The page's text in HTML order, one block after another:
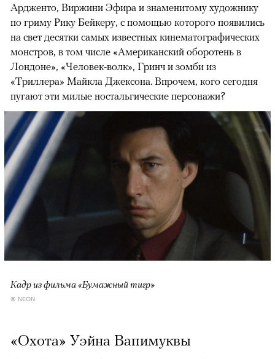
Ардженто, Виржини Эфира и знаменитому художнику
по гриму Рику Бейкеру, с помощью которого появились
на свет десятки самых известных кинематографических
монстров, в том числе «Американский оборотень в
Лондоне», «Человек-волк», Гринч и зомби из
«Триллера» Майкла Джексона. Впрочем, кого сегодня
пугают эти милые ностальгические персонажи?
Кадр из фильма «Бумажный тигр»
© NEON
«Охота» Уэйна Вапимуквы